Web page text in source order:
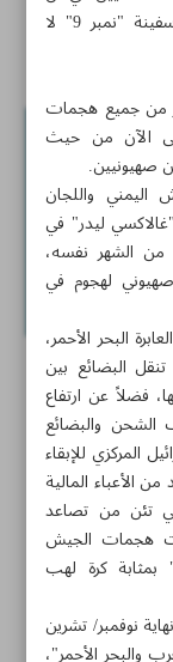
أبيب، الأحد الماضي، إن هذه السفينة كما سفينة "نمبر 9" لا
من جميع هجمات
الآن من حيث
صهيونيين.
اليمني واللجان
ليدر" في
البحر الأحمر، ولم يجر تحريرها بعد. وفي الـ24 من الشهر نفسه،
لهجوم في
البحر الأحمر،
البضائع بين
فضلاً عن ارتفاع
الشحن والبضائع
المركزي للإبقاء
الأعباء المالية
تئن من تصاعد
هجمات الجيش
بمثابة كرة لهب
نوفمبر/ تشرين
والبحر الأحمر"،